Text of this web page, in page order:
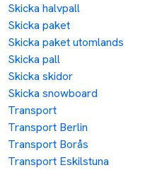
Skicka halvpall
Skicka paket
Skicka paket utomlands
Skicka pall
Skicka skidor
Skicka snowboard
Transport
Transport Berlin
Transport Borås
Transport Eskilstuna